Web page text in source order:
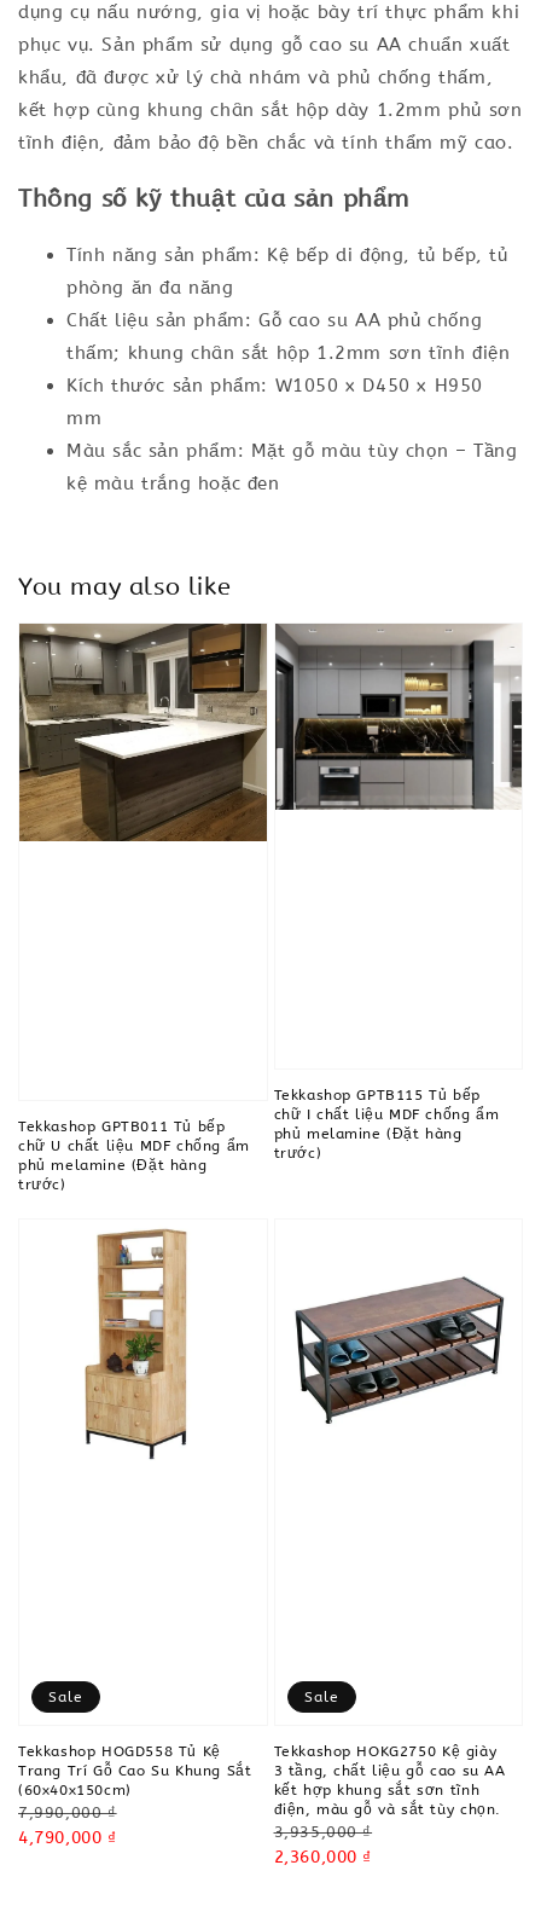
dụng cụ nấu nướng, gia vị hoặc bày trí thực phẩm khi
phục vụ. Sản phẩm sử dụng gỗ cao su AA chuẩn xuất
khẩu, đã được xử lý chà nhám và phủ chống thấm,
kết hợp cùng khung chân sắt hộp dày 1.2mm phủ sơn
tĩnh điện, đảm bảo độ bền chắc và tính thẩm mỹ cao.
Thông số kỹ thuật của sản phẩm
Tính năng sản phẩm: Kệ bếp di động, tủ bếp, tủ
phòng ăn đa năng
Chất liệu sản phẩm: Gỗ cao su AA phủ chống
thấm; khung chân sắt hộp 1.2mm sơn tĩnh điện
Kích thước sản phẩm: W1050 x D450 x H950
mm
Màu sắc sản phẩm: Mặt gỗ màu tùy chọn – Tầng
kệ màu trắng hoặc đen
You may also like
Tekkashop GPTB011 Tủ bếp
chữ U chất liệu MDF chống ẩm
phủ melamine (Đặt hàng
trước)
Tekkashop GPTB115 Tủ bếp
chữ I chất liệu MDF chống ẩm
phủ melamine (Đặt hàng
trước)
Sale
Tekkashop HOGD558 Tủ Kệ
Trang Trí Gỗ Cao Su Khung Sắt
(60x40x150cm)
Regular
price
7,990,000 ₫
Sale
4,790,000 ₫
Sale
Tekkashop HOKG2750 Kệ giày
3 tầng, chất liệu gỗ cao su AA
kết hợp khung sắt sơn tĩnh
điện, màu gỗ và sắt tùy chọn.
Regular
price
3,935,000 ₫
Sale
2,360,000 ₫